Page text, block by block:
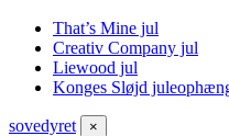
That’s Mine jul
Creativ Company jul
Liewood jul
Konges Sløjd
sovedyret ×